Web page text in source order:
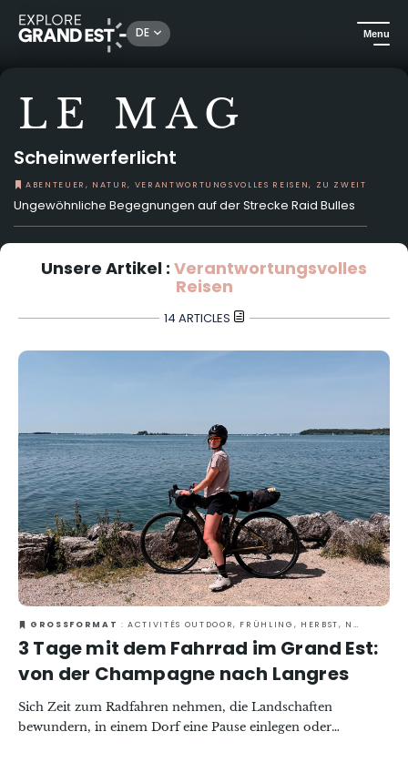
DE Menu
LE MAG
Unsere Artikel :Verantwortungsvolles
Reisen
14 ARTICLES
GROSSFORMAT : ACTIVITÉS OUTDOOR, FRÜHLING, HERBST, NATUR, SLOWTOURISME, SOMMER, VERANTWORTUNGSVOLLES REISEN
3 Tage mit dem Fahrrad im Grand Est:
von der Champagne nach Langres
Sich Zeit zum Radfahren nehmen, die Landschaften
bewundern, in einem Dorf eine Pause einlegen oder
Scheinwerferlicht
ABENTEUER, NATUR, VERANTWORTUNGSVOLLES REISEN, ZU ZWEIT
Ungewöhnliche Begegnungen auf der Strecke Raid Bulles